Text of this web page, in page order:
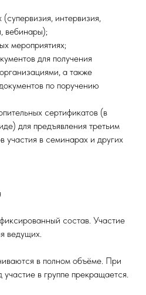
(супервизия, интервизия,
вебинары);
мероприятиях;
для получения
а также
по поручению
сертификатов (в
для предъявления третьим
участия в семинарах и других
состав. Участие
ведущих.
в полном объёме. При
в группе прекращается.